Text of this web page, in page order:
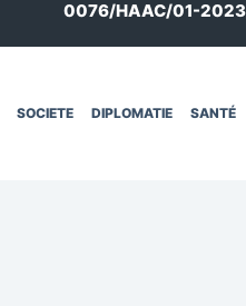
0076/HAAC/01-
SOCIETE DIPLOMATIE SANTÉ